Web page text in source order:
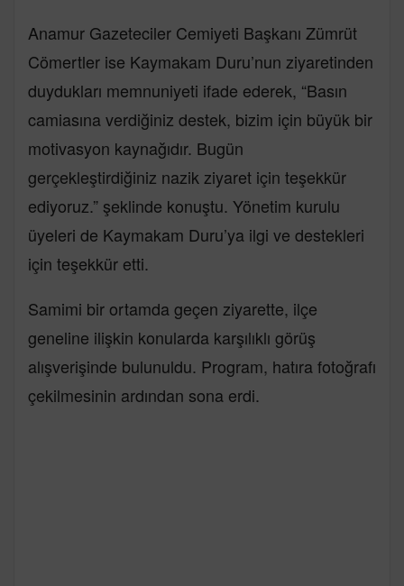
Anamur Gazeteciler Cemiyeti Başkanı Zümrüt
Cömertler ise Kaymakam Duru’nun ziyaretinden
duydukları memnuniyeti ifade ederek, “Basın
camiasına verdiğiniz destek, bizim için büyük bir
motivasyon kaynağıdır. Bugün
gerçekleştirdiğiniz nazik ziyaret için teşekkür
ediyoruz.” şeklinde konuştu. Yönetim kurulu
üyeleri de Kaymakam Duru’ya ilgi ve destekleri
için teşekkür etti.
Samimi bir ortamda geçen ziyarette, ilçe
geneline ilişkin konularda karşılıklı görüş
alışverişinde bulunuldu. Program, hatıra fotoğrafı
çekilmesinin ardından sona erdi.